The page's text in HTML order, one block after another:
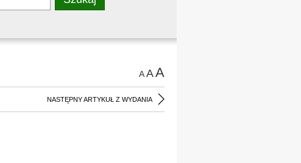
AAA
NASTĘPNY ARTYKUŁ Z WYDANIA